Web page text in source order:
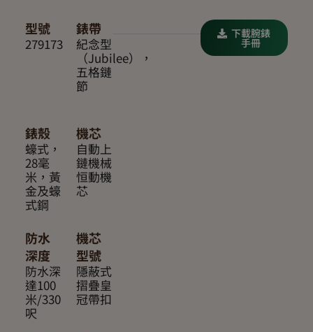
型號
279173
機芯
自動上
鏈機械
恒動機
芯
錶帶
紀念型
（Jubilee），
五格鏈
節
錶殼
蠔式，
28毫
米，黃
金及蠔
式鋼
機芯
型號
隱蔽式
摺疊皇
冠帶扣
防水
深度
防水深
達100
米/330
呎
下載腕錶
手冊